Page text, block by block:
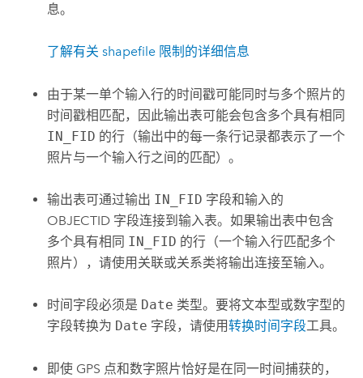
息。
了解有关 shapefile 限制的详细信息
由于某一单个输入行的时间戳可能同时与多个照片的
时间戳相匹配，因此输出表可能会包含多个具有相同
IN_FID 的行（输出中的每一条行记录都表示了一个
照片与一个输入行之间的匹配）。
输出表可通过输出 IN_FID 字段和输入的
OBJECTID 字段连接到输入表。如果输出表中包含
多个具有相同 IN_FID 的行（一个输入行匹配多个
照片），请使用关联或关系类将输出连接至输入。
时间字段必须是 Date 类型。要将文本型或数字型的
字段转换为 Date 字段，请使用转换时间字段工具。
即使 GPS 点和数字照片恰好是在同一时间捕获的，